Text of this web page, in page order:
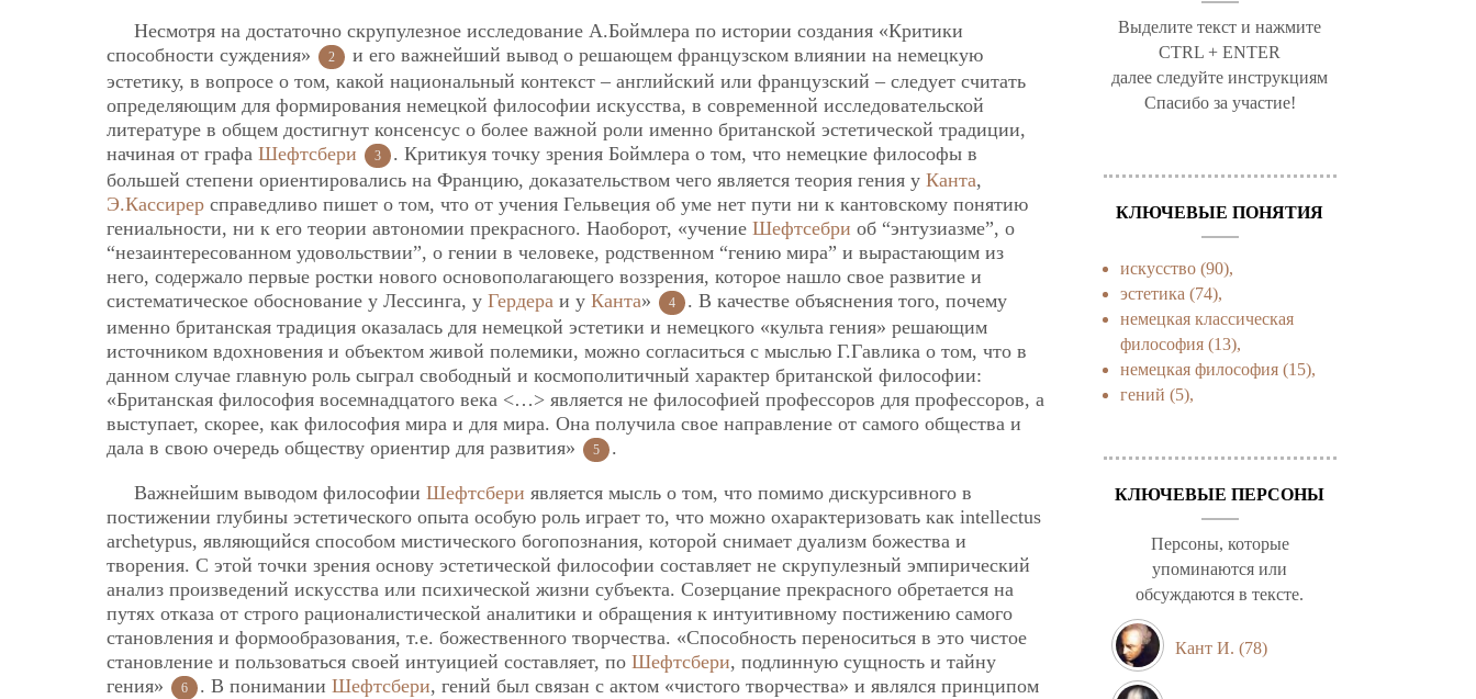
Несмотря на достаточно скрупулезное исследование А.Боймлера по истории создания «Критики
способности суждения»
2
и его важнейший вывод о решающем французском влиянии на немецкую
эстетику, в вопросе о том, какой национальный контекст – английский или французский – следует считать
определяющим для формирования немецкой философии искусства, в современной исследовательской
литературе в общем достигнут консенсус о более важной роли именно британской эстетической традиции,
начиная от графа Шефтсбери 3
. Критикуя точку зрения Боймлера о том, что немецкие философы в
большей степени ориентировались на Францию, доказательством чего является теория гения у Канта,
Э.Кассирер справедливо пишет о том, что от учения Гельвеция об уме нет пути ни к кантовскому понятию
гениальности, ни к его теории автономии прекрасного. Наоборот, «учение Шефтсебри об “энтузиазме”, о
“незаинтересованном удовольствии”, о гении в человеке, родственном “гению мира” и вырастающим из
него, содержало первые ростки нового основополагающего воззрения, которое нашло свое развитие и
систематическое обоснование у Лессинга, у Гердера и у Канта» 4
. В качестве объяснения того, почему
именно британская традиция оказалась для немецкой эстетики и немецкого «культа гения» решающим
источником вдохновения и объектом живой полемики, можно согласиться с мыслью Г.Гавлика о том, что в
данном случае главную роль сыграл свободный и космополитичный характер британской философии:
«Британская философия восемнадцатого века <…> является не философией профессоров для профессоров, а
выступает, скорее, как философия мира и для мира. Она получила свое направление от самого общества и
дала в свою очередь обществу ориентир для развития»
5 .
Важнейшим выводом философии Шефтсбери является мысль о том, что помимо дискурсивного в
постижении глубины эстетического опыта особую роль играет то, что можно охарактеризовать как intellectus
archetypus, являющийся способом мистического богопознания, которой снимает дуализм божества и
творения. С этой точки зрения основу эстетической философии составляет не скрупулезный эмпирический
анализ произведений искусства или психической жизни субъекта. Созерцание прекрасного обретается на
путях отказа от строго рационалистической аналитики и обращения к интуитивному постижению самого
становления и формообразования, т.е. божественного творчества. «Способность переноситься в это чистое
становление и пользоваться своей интуицией составляет, по Шефтсбери, подлинную сущность и тайну
гения»
6 . В понимании Шефтсбери, гений был связан с актом «чистого творчества» и являлся принципом
Выделите текст и нажмите
CTRL + ENTER
далее следуйте инструкциям
Спасибо за участие!
КЛЮЧЕВЫЕ ПОНЯТИЯ
искусство (90),
эстетика (74),
немецкая классическая
философия (13),
немецкая философия (15),
гений (5),
КЛЮЧЕВЫЕ ПЕРСОНЫ
Персоны, которые
упоминаются или
обсуждаются в тексте.
Кант И. (78)